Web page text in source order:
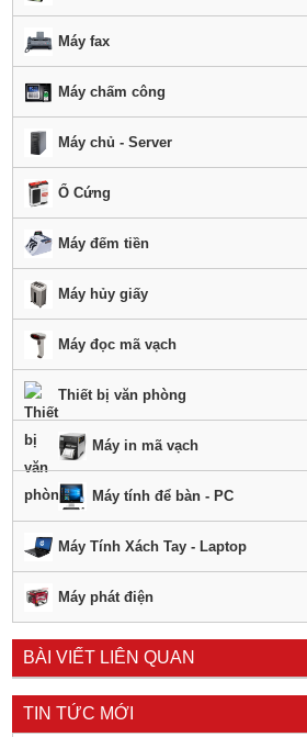
Máy fax
Máy chấm công
Máy chủ - Server
Ổ Cứng
Máy đếm tiền
Máy hủy giấy
Máy đọc mã vạch
Thiết bị văn phòng
Máy in mã vạch
Máy tính để bàn - PC
Máy Tính Xách Tay - Laptop
Máy phát điện
BÀI VIẾT LIÊN QUAN
TIN TỨC MỚI